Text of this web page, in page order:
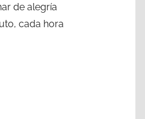
de alegría
cada hora